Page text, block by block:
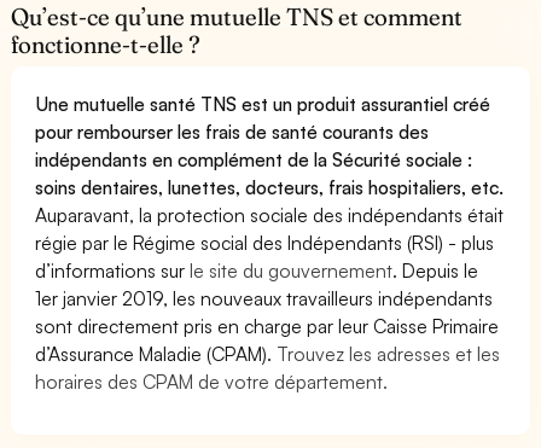
Qu’est-ce qu’une mutuelle TNS et comment
fonctionne-t-elle ?
Une mutuelle santé TNS est un produit assurantiel créé
pour rembourser les frais de santé courants des
indépendants en complément de la Sécurité sociale :
soins dentaires, lunettes, docteurs, frais hospitaliers, etc.
Auparavant, la protection sociale des indépendants était
régie par le Régime social des Indépendants (RSI) - plus
d’informations surle site du gouvernement. Depuis le
1er janvier 2019, les nouveaux travailleurs indépendants
sont directement pris en charge par leur Caisse Primaire
d’Assurance Maladie (CPAM). Trouvez les adresses et les
horaires des CPAM de votre département.